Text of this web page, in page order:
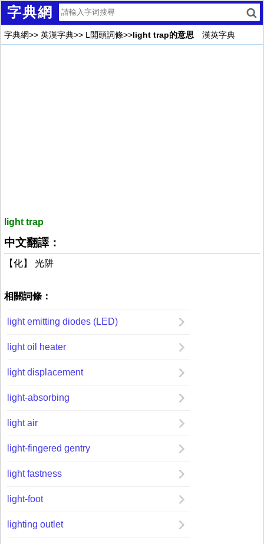
字典網
字典網>> 英漢字典>> L開頭詞條>>light trap的意思 漢英字典
light trap
中文翻譯：
【化】 光阱
相關詞條：
light emitting diodes (LED)
light oil heater
light displacement
light-absorbing
light air
light-fingered gentry
light fastness
light-foot
lighting outlet